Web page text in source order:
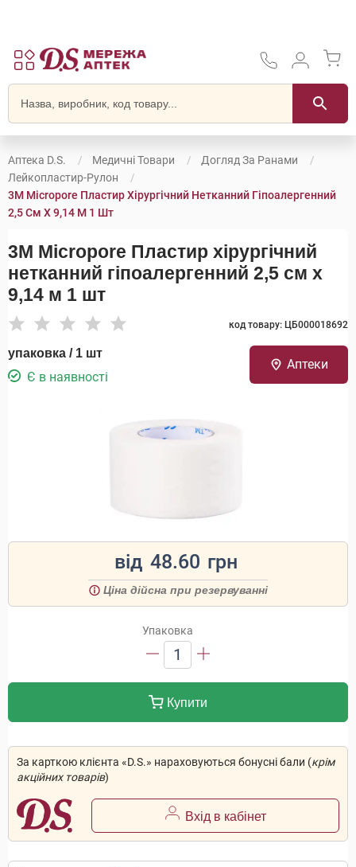
Аптека D.S. Медичні Товари
Догляд За Ранами
Лейкопластир-Рулон
3M Micropore Пластир Хірургічний Нетканний Гіпоалергенний
2,5 См Х 9,14 М 1 Шт
3M Micropore Пластир хірургічний
нетканний гіпоалергенний 2,5 см х
9,14 м 1 шт
код товару: ЦБ000018692
упаковка / 1 шт
Є в наявності
Аптеки
від 48.60 грн
Ціна дійсна при резервуванні
Упаковка
1
Купити
За карткою клієнта «D.S.» нараховуються бонусні бали (крім
акційних товарів)
Вхід в кабінет